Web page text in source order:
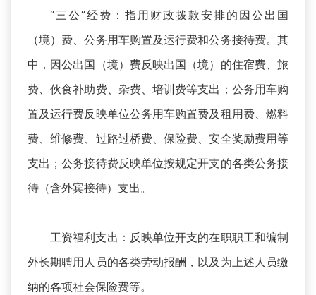
“三公”经费：指用财政拨款安排的因公出国
（境）费、公务用车购置及运行费和公务接待费。其
中，因公出国（境）费反映出国（境）的住宿费、旅
费、伙食补助费、杂费、培训费等支出；公务用车购
置及运行费反映单位公务用车购置费及租用费、燃料
费、维修费、过路过桥费、保险费、安全奖励费用等
支出；公务接待费反映单位按规定开支的各类公务接
待（含外宾接待）支出。
工资福利支出：反映单位开支的在职职工和编制
外长期聘用人员的各类劳动报酬，以及为上述人员缴
纳的各项社会保险费等。